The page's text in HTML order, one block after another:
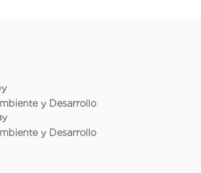
y Desarrollo
y Desarrollo